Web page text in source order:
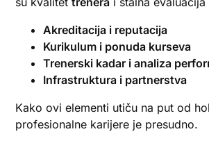
Akreditacija i reputacija
Kurikulum i ponuda kurseva
Trenerski kadar i analiza
Infrastruktura i partnerstva
Kako ovi elementi utiču na put od
profesionalne karijere je presudno.